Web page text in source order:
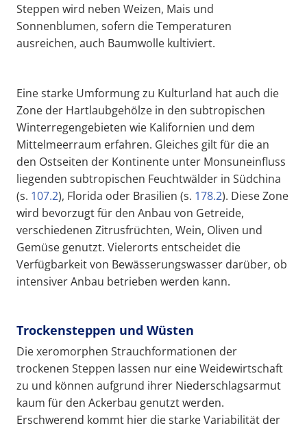
Steppen wird neben Weizen, Mais und
Sonnenblumen, sofern die Temperaturen
ausreichen, auch Baumwolle kultiviert.
Eine starke Umformung zu Kulturland hat auch die
Zone der Hartlaubgehölze in den subtropischen
Winterregengebieten wie Kalifornien und dem
Mittelmeerraum erfahren. Gleiches gilt für die an
den Ostseiten der Kontinente unter Monsuneinfluss
liegenden subtropischen Feuchtwälder in Südchina
(s. 107.2), Florida oder Brasilien (s. 178.2). Diese Zone
wird bevorzugt für den Anbau von Getreide,
verschiedenen Zitrusfrüchten, Wein, Oliven und
Gemüse genutzt. Vielerorts entscheidet die
Verfügbarkeit von Bewässerungswasser darüber, ob
intensiver Anbau betrieben werden kann.
Trockensteppen und Wüsten
Die xeromorphen Strauchformationen der
trockenen Steppen lassen nur eine Weidewirtschaft
zu und können aufgrund ihrer Niederschlagsarmut
kaum für den Ackerbau genutzt werden.
Erschwerend kommt hier die starke Variabilität der